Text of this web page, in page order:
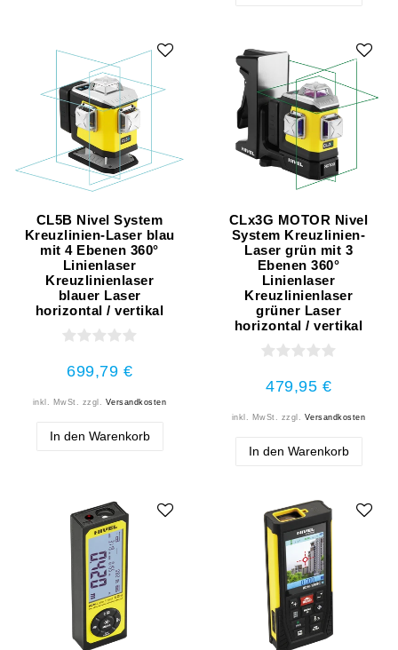
CL5B Nivel System
Kreuzlinien-Laser blau
mit 4 Ebenen 360°
Linienlaser
Kreuzlinienlaser
blauer Laser
horizontal / vertikal
699,79 €
inkl. MwSt. zzgl. Versandkosten
In den Warenkorb
CLx3G MOTOR Nivel
System Kreuzlinien-
Laser grün mit 3
Ebenen 360°
Linienlaser
Kreuzlinienlaser
grüner Laser
horizontal / vertikal
479,95 €
inkl. MwSt. zzgl. Versandkosten
In den Warenkorb